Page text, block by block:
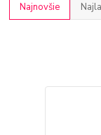
Najnovšie